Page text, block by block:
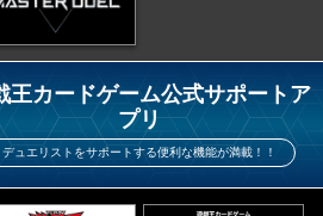
王カードゲーム公式サポートア
プリ
デュエリストをサポートする便利な機能が満載！！